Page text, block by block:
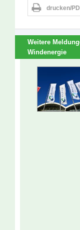
drucken/
Weitere
Windenergie